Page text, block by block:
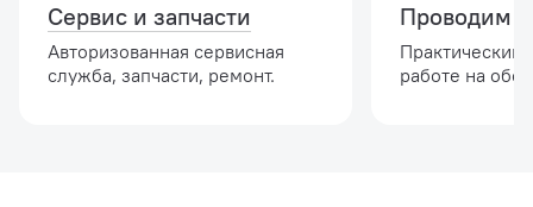
Сервис и запчасти
Авторизованная сервисная
служба, запчасти, ремонт.
Проводим
Практический
работе на